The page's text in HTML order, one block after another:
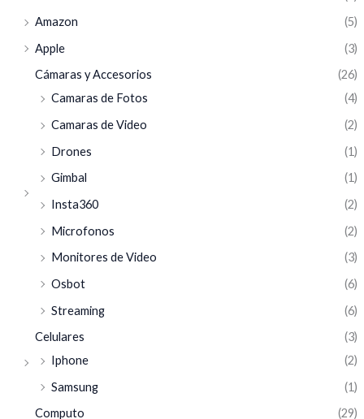
Amazon
(5)
Apple
(3)
Cámaras y Accesorios
(26)
Camaras de Fotos
(4)
Camaras de Video
(2)
Drones
(1)
Gimbal
(1)
Insta360
(2)
Microfonos
(2)
Monitores de Video
(3)
Osbot
(6)
Streaming
(6)
Celulares
(3)
Iphone
(2)
Samsung
(1)
Computo
(29)